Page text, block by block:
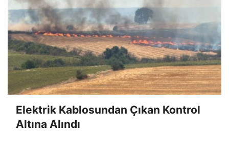
Elektrik Kablosundan Çıkan Kontrol
Altına Alındı